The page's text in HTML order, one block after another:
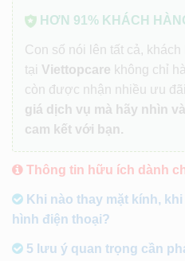
HƠN 91% KHÁCH
Con số nói lên tất cả,
tại Viettopcare không chỉ
còn được nhận nhiều ưu
giá dịch vụ mà hãy nhìn
cam kết với bạn.
Thông tin hữu ích dành
Khi nào thay mặt kính,
hình điện thoại?
5 lưu ý quan trọng cần